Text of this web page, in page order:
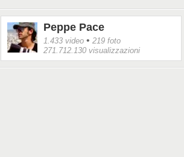
Peppe Pace
1.433 video • 219 foto
271.712.130 visualizzazioni